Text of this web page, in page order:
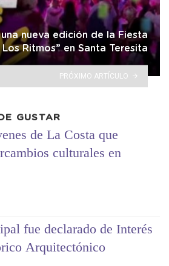
nueva edición de la Fiesta
Los Ritmos” en Santa Teresita
PRÓXIMO ARTÍCULO
GUSTAR
de La Costa que
culturales en
fue declarado de Interés
Arquitectónico